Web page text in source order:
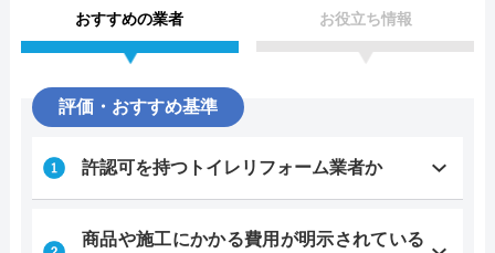
おすすめの業者 お役立ち情報
評価・おすすめ基準
許認可を持つトイレリフォーム業者か
商品や施工にかかる費用が明示されている